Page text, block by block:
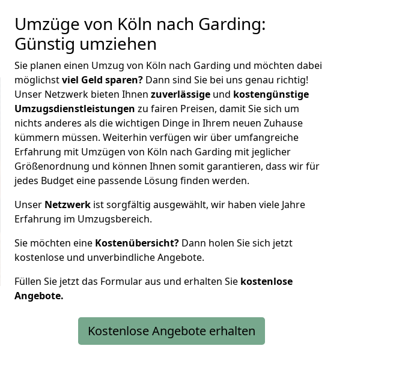
Umzüge von Köln nach Garding:
Günstig umziehen
Sie planen einen Umzug von Köln nach Garding und möchten dabei
möglichstviel Geld sparen? Dann sind Sie bei uns genau richtig!
Unser Netzwerk bieten Ihnen zuverlässige und kostengünstige
Umzugsdienstleistungen zu fairen Preisen, damit Sie sich um
nichts anderes als die wichtigen Dinge in Ihrem neuen Zuhause
kümmern müssen. Weiterhin verfügen wir über umfangreiche
Erfahrung mit Umzügen von Köln nach Garding mit jeglicher
Größenordnung und können Ihnen somit garantieren, dass wir für
jedes Budget eine passende Lösung finden werden.
Unser Netzwerk ist sorgfältig ausgewählt, wir haben viele Jahre
Erfahrung im Umzugsbereich.
Sie möchten eine Kostenübersicht? Dann holen Sie sich jetzt
kostenlose und unverbindliche Angebote.
Füllen Sie jetzt das Formular aus und erhalten Sie kostenlose
Angebote.
Kostenlose Angebote erhalten